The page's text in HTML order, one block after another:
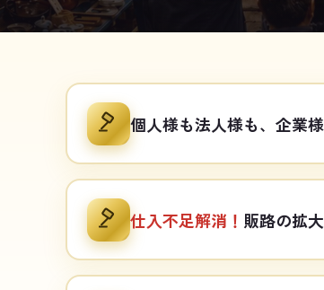
個人様も法人様も、企業様
仕入不足解消！ 販路の拡